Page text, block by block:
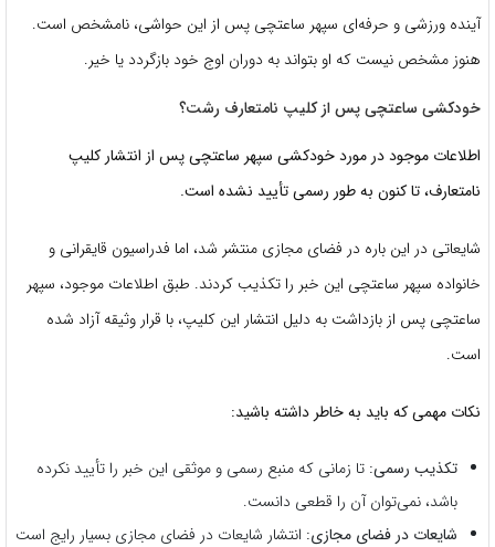
آینده ورزشی و حرفه‌ای سپهر ساعتچی پس از این حواشی، نامشخص است.
هنوز مشخص نیست که او بتواند به دوران اوج خود بازگردد یا خیر.
خودکشی ساعتچی پس از کلیپ نامتعارف رشت؟
اطلاعات موجود در مورد خودکشی سپهر ساعتچی پس از انتشار کلیپ
نامتعارف، تا کنون به طور رسمی تأیید نشده است.
شایعاتی در این باره در فضای مجازی منتشر شد، اما فدراسیون قایقرانی و
خانواده سپهر ساعتچی این خبر را تکذیب کردند. طبق اطلاعات موجود، سپهر
ساعتچی پس از بازداشت به دلیل انتشار این کلیپ، با قرار وثیقه آزاد شده
است.
نکات مهمی که باید به خاطر داشته باشید:
تکذیب رسمی: تا زمانی که منبع رسمی و موثقی این خبر را تأیید نکرده
باشد، نمی‌توان آن را قطعی دانست.
شایعات در فضای مجازی: انتشار شایعات در فضای مجازی بسیار رایج است